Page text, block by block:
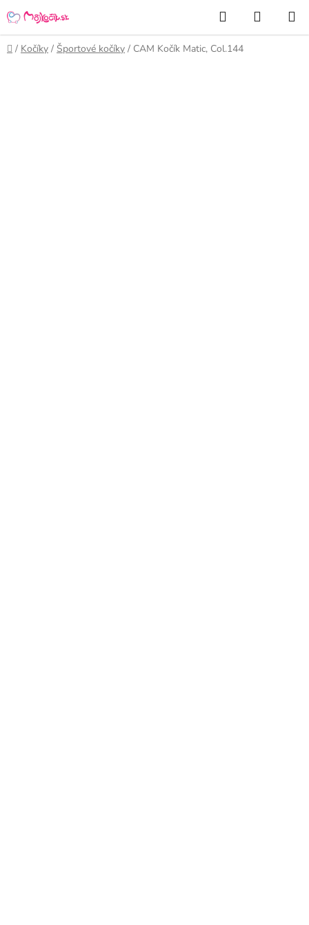
na
obsah
Hľadať
KOŠÍK
Domov
/ Kočíky / Športové kočíky / CAM Kočík Matic, Col.144